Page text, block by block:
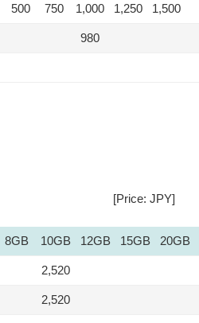
500 750 1,000 1,250 1,500
980
[Price: JPY]
8GB 10GB 12GB 15GB 20GB
2,520
2,520